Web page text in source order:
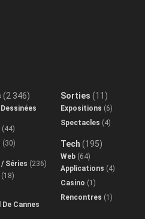
(2 346)
(44)
(30)
Séries (236)
(18)
Cannes
Sorties (11)
Expositions (6)
Spectacles (4)
Tech (195)
Web (64)
Applications (4)
Casino (1)
Rencontres (1)